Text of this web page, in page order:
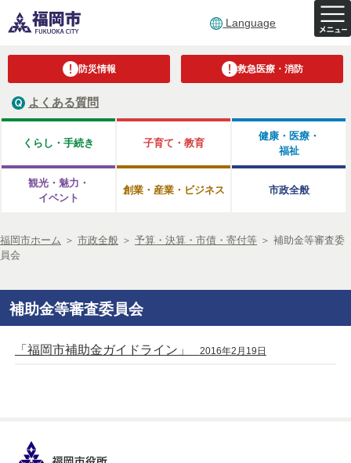
Language
防災情報 救急医療・消防
よくある質問
くらし・手続き 子育て・教育
健康・医療・
福祉
観光・魅力・
イベント
創業・産業・ビジネス 市政全般
福岡市ホーム ＞ 市政全般 ＞ 予算・決算・市債・寄付等 ＞ 補助金等審査委
員会
補助金等審査委員会
「福岡市補助金ガイドライン」 2016年2月19日